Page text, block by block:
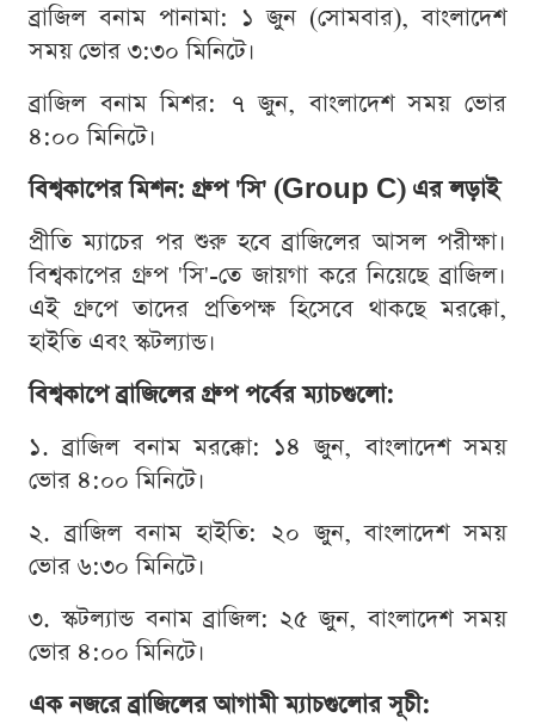
ব্রাজিল বনাম পানামা: ১ জুন (সোমবার), বাংলাদেশ
সময় ভোর ৩:৩০ মিনিটে।
ব্রাজিল বনাম মিশর: ৭ জুন, বাংলাদেশ সময় ভোর
৪:০০ মিনিটে।
বিশ্বকাপের মিশন: গ্রুপ 'সি' (Group C) এর লড়াই
প্রীতি ম্যাচের পর শুরু হবে ব্রাজিলের আসল পরীক্ষা।
বিশ্বকাপের গ্রুপ 'সি'-তে জায়গা করে নিয়েছে ব্রাজিল।
এই গ্রুপে তাদের প্রতিপক্ষ হিসেবে থাকছে মরক্কো,
হাইতি এবং স্কটল্যান্ড।
বিশ্বকাপে ব্রাজিলের গ্রুপ পর্বের ম্যাচগুলো:
১. ব্রাজিল বনাম মরক্কো: ১৪ জুন, বাংলাদেশ সময়
ভোর ৪:০০ মিনিটে।
২. ব্রাজিল বনাম হাইতি: ২০ জুন, বাংলাদেশ সময়
ভোর ৬:৩০ মিনিটে।
৩. স্কটল্যান্ড বনাম ব্রাজিল: ২৫ জুন, বাংলাদেশ সময়
ভোর ৪:০০ মিনিটে।
এক নজরে ব্রাজিলের আগামী ম্যাচগুলোর সূচী: